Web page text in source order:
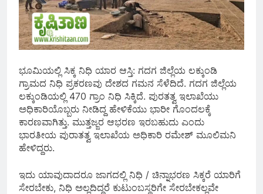
ಭೂಮಿಯಲ್ಲಿ ಸಿಕ್ಕ ನಿಧಿ ಯಾರ ಆಸ್ತಿ: ಗದಗ ಜಿಲ್ಲೆಯ ಲಕ್ಕುಂಡಿ
ಗ್ರಾಮದ ನಿಧಿ ಪ್ರಕರಣವು ದೇಶದ ಗಮನ ಸೆಳೆದಿದೆ. ಗದಗ ಜಿಲ್ಲೆಯ
ಲಕ್ಕುಂಡಿಯಲ್ಲಿ 470 ಗ್ರಾಂ ನಿಧಿ ಸಿಕ್ಕಿದೆ. ಪುರತತ್ವ ಇಲಾಖೆಯು
ಅಧಿಕಾರಿಯೊಬ್ಬರು ನೀಡಿದ್ದ ಹೇಳಿಕೆಯು ಭಾರೀ ಗೊಂದಲಕ್ಕೆ
ಕಾರಣವಾಗಿತ್ತು. ಮುತ್ತಜ್ಜರ ಆಭರಣ ಇರಬಹುದು ಎಂದು
ಭಾರತೀಯ ಪುರಾತತ್ವ ಇಲಾಖೆಯ ಅಧಿಕಾರಿ ರಮೇಶ್ ಮೂಲಿಮನಿ
ಹೇಳಿದ್ದರು.
ಇದು ಯಾವುದಾದರೂ ಜಾಗದಲ್ಲಿ ನಿಧಿ / ಚಿನ್ನಾಭರಣ ಸಿಕ್ಕರೆ ಯಾರಿಗೆ
ಸೇರಬೇಕು, ನಿಧಿ ಅಲ್ಲದಿದ್ದರೆ ಕುಟುಂಬಸ್ಥರಿಗೇ ಸೇರಬೇಕಲ್ಲವೇ